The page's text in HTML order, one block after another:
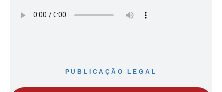
PUBLICAÇÃO LEGAL